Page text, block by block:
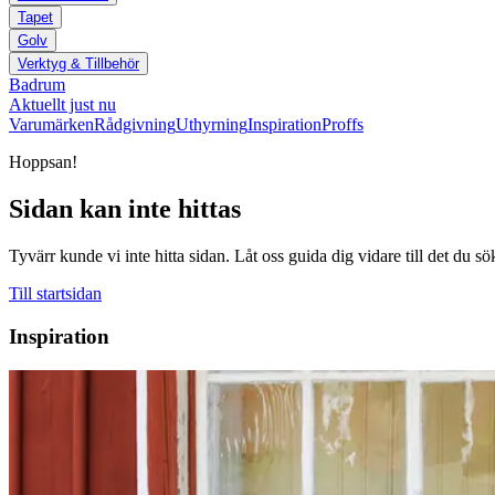
Tapet
Golv
Verktyg & Tillbehör
Badrum
Aktuellt just nu
VarumärkenRådgivningUthyrningInspirationProffs
Hoppsan!
Sidan kan inte hittas
Tyvärr kunde vi inte hitta sidan. Låt oss guida dig vidare till det du
Till startsidan
Inspiration